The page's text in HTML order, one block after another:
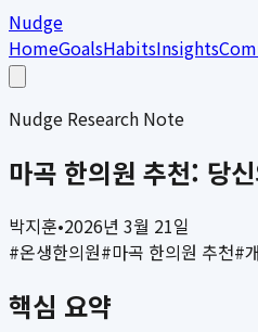
Nudge
HomeGoalsHabitsInsights
Nudge Research Note
마곡 한의원 추천: 당
박지훈•2026년 3월 21일
#온생한의원#마곡 한의원 추천#
핵심 요약